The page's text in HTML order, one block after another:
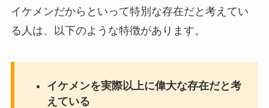
イケメンだからといって特別な存在だと考えてい
る人は、以下のような特徴があります。
イケメンを実際以上に偉大な存在だと考
えている